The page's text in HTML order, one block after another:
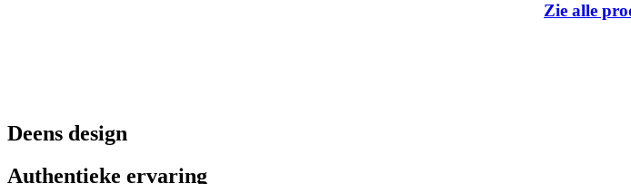
Zie alle
Deens design
Authentieke ervaring